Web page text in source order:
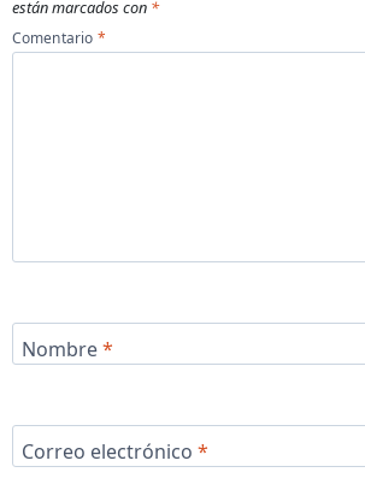
están marcados con *
Comentario *
Nombre*
Correo electrónico *